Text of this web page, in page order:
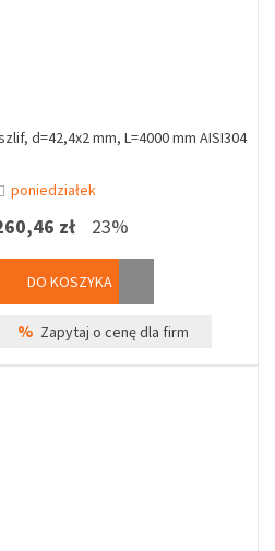
d=42,4x2 mm, L=4000 mm AISI304
poniedziałek
zł 23%
DO KOSZYKA
% Zapytaj o cenę dla firm